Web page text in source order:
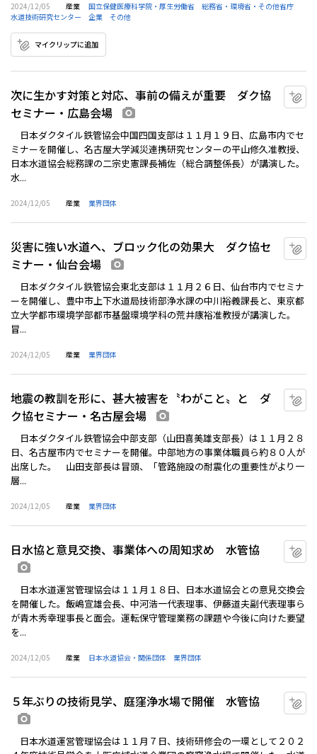
2024/12/05 産業 国立保健医療科学院・厚生労働省
総務省・環境省・その他省庁
水道技術研究センター
企業 その他
マイクリップに追加
次に生かす対策と対応、事前の備えが重要 ダク協
セミナー・広島会場
日本ダクタイル鉄管協会中国四国支部は１１月１９日、広島市内でセ
ミナーを開催し、名古屋大学減災連携研究センターの平山修久准教授、
日本水道協会総務課の二宗史憲課長補佐（総合調整係長）が講演した。
水...
2024/12/05 産業 業界団体
災害に強い水道へ、ブロック化の効果大 ダク協セ
ミナー・仙台会場
日本ダクタイル鉄管協会東北支部は１１月２６日、仙台市内でセミナ
ーを開催し、豊中市上下水道局技術部浄水課の中川裕義課長と、東京都
立大学都市環境学部都市基盤環境学科の荒井康裕准教授が講演した。
冒...
2024/12/05 産業 業界団体
地震の教訓を形に、甚大被害を〝わがこと〟と ダ
ク協セミナー・名古屋会場
日本ダクタイル鉄管協会中部支部（山田喜美雄支部長）は１１月２８
日、名古屋市内でセミナーを開催。中部地方の事業体職員ら約８０人が
出席した。 山田支部長は冒頭、「管路施設の耐震化の重要性がより一
層...
2024/12/05 産業 業界団体
日水協と意見交換、事業体への周知求め 水管協
日本水道運営管理協会は１１月１８日、日本水道協会との意見交換会
を開催した。飯嶋宣雄会長、中河浩一代表理事、伊藤道夫副代表理事ら
が青木秀幸理事長と面会。運転保守管理業務の課題や今後に向けた要望
を...
2024/12/05 産業 日本水道協会・関係団体 業界団体
５年ぶりの技術見学、庭窪浄水場で開催 水管協
日本水道運営管理協会は１１月７日、技術研修会の一環として２０２